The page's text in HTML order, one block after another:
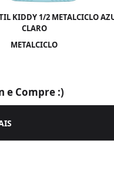
KIDDY 1/2 METALCICLO
CLARO
METALCICLO
e Compre :)